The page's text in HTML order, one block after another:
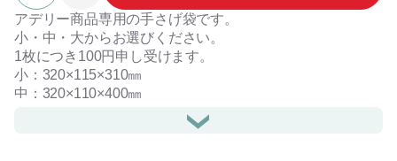
アデリー商品専用の手さげ袋です。
小・中・大からお選びください。
1枚につき100円申し受けます。
小：320×115×310㎜
中：320×110×400㎜